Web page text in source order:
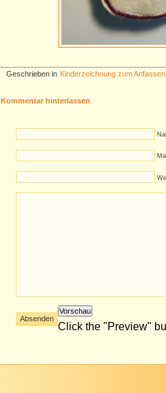
Geschrieben in Kinderzeichnung zum Anfassen
Kommentar hinterlassen
Click the "Preview"